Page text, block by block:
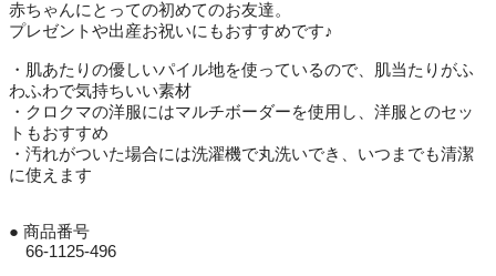
赤ちゃんにとっての初めてのお友達。
プレゼントや出産お祝いにもおすすめです♪
・肌あたりの優しいパイル地を使っているので、肌当たりがふ
わふわで気持ちいい素材
・クロクマの洋服にはマルチボーダーを使用し、洋服とのセッ
トもおすすめ
・汚れがついた場合には洗濯機で丸洗いでき、いつまでも清潔
に使えます
● 商品番号
66-1125-496